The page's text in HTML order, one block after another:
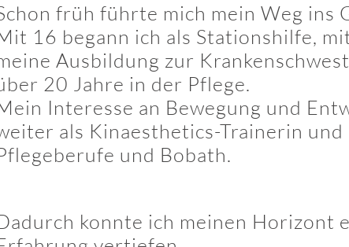
früh führte mich mein Weg ins
16 begann ich als Stationshilfe,
Ausbildung zur
20 Jahre in der Pflege.
Interesse an Bewegung und
als Kinaesthetics-Trainerin
und Bobath.
konnte ich meinen Horizont